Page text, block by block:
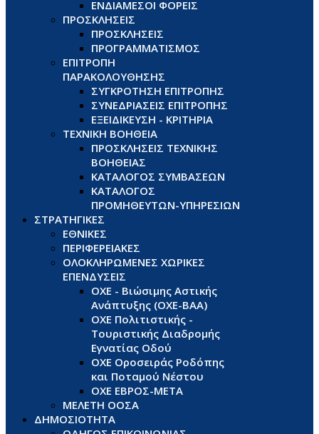
ΕΝΔΙΑΜΕΣΟΙ ΦΟΡΕΙΣ
ΠΡΟΣΚΛΗΣΕΙΣ
ΠΡΟΣΚΛΗΣΕΙΣ
ΠΡΟΓΡΑΜΜΑΤΙΣΜΟΣ
ΕΠΙΤΡΟΠΗ
ΠΑΡΑΚΟΛΟΥΘΗΣΗΣ
ΣΥΓΚΡΟΤΗΣΗ ΕΠΙΤΡΟΠΗΣ
ΣΥΝΕΔΡΙΑΣΕΙΣ ΕΠΙΤΡΟΠΗΣ
ΕΞΕΙΔΙΚΕΥΣΗ - ΚΡΙΤΗΡΙΑ
ΤΕΧΝΙΚΗ ΒΟΗΘΕΙΑ
ΠΡΟΣΚΛΗΣΕΙΣ ΤΕΧΝΙΚΗΣ
ΒΟΗΘΕΙΑΣ
ΚΑΤΑΛΟΓΟΣ ΣΥΜΒΑΣΕΩΝ
ΚΑΤΑΛΟΓΟΣ
ΠΡΟΜΗΘΕΥΤΩΝ-ΥΠΗΡΕΣΙΩΝ
ΣΤΡΑΤΗΓΙΚΕΣ
ΕΘΝΙΚΕΣ
ΠΕΡΙΦΕΡΕΙΑΚΕΣ
ΟΛΟΚΛΗΡΩΜΕΝΕΣ ΧΩΡΙΚΕΣ
ΕΠΕΝΔΥΣΕΙΣ
ΟΧΕ - Βιώσιμης Αστικής
Ανάπτυξης (ΟΧΕ-ΒΑΑ)
ΟΧΕ Πολιτιστικής -
Τουριστικής Διαδρομής
Εγνατίας Οδού
ΟΧΕ Οροσειράς Ροδόπης
και Ποταμού Νέστου
ΟΧΕ ΕΒΡΟΣ-ΜΕΤΑ
ΜΕΛΕΤΗ ΟΟΣΑ
ΔΗΜΟΣΙΟΤΗΤΑ